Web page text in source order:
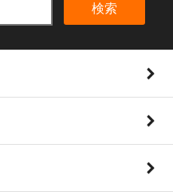
検索